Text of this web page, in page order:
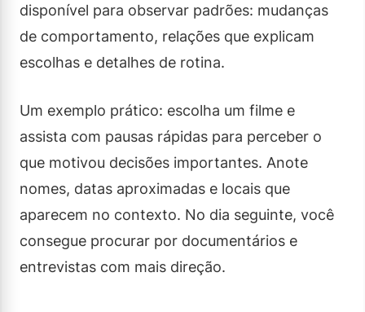
disponível para observar padrões: mudanças
de comportamento, relações que explicam
escolhas e detalhes de rotina.
Um exemplo prático: escolha um filme e
assista com pausas rápidas para perceber o
que motivou decisões importantes. Anote
nomes, datas aproximadas e locais que
aparecem no contexto. No dia seguinte, você
consegue procurar por documentários e
entrevistas com mais direção.